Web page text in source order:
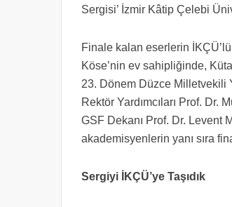
Sergisi’ İzmir Kâtip Çelebi
Finale kalan eserlerin
Köse’nin ev sahipliğinde,
23. Dönem Düzce Milletvekili
Rektör Yardımcıları Prof.
GSF Dekanı Prof. Dr. Levent
akademisyenlerin yanı sıra
Sergiyi İKÇÜ’ye Taşıdık